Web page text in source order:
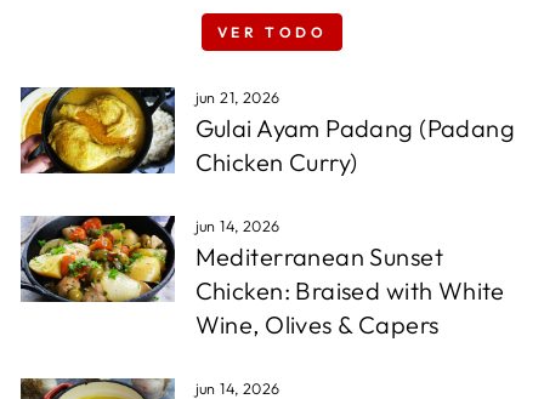
VER TODO
jun 21, 2026
Gulai Ayam Padang (Padang
Chicken Curry)
jun 14, 2026
Mediterranean Sunset
Chicken: Braised with White
Wine, Olives & Capers
jun 14, 2026